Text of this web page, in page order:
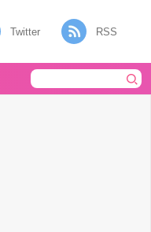
Twitter RSS